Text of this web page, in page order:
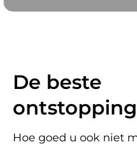
De beste
Hoe goed u ook niet